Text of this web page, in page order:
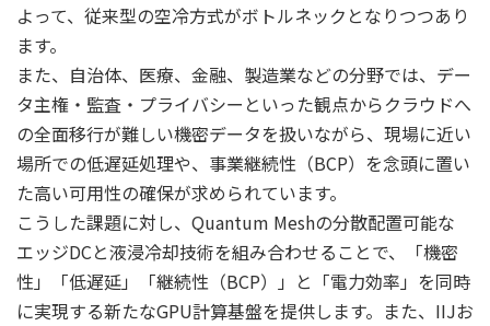
よって、従来型の空冷方式がボトルネックとなりつつあり
ます。
また、自治体、医療、金融、製造業などの分野では、デー
タ主権・監査・プライバシーといった観点からクラウドへ
の全面移行が難しい機密データを扱いながら、現場に近い
場所での低遅延処理や、事業継続性（BCP）を念頭に置い
た高い可用性の確保が求められています。
こうした課題に対し、Quantum Meshの分散配置可能な
エッジDCと液浸冷却技術を組み合わせることで、「機密
性」「低遅延」「継続性（BCP）」と「電力効率」を同時
に実現する新たなGPU計算基盤を提供します。また、IIJお